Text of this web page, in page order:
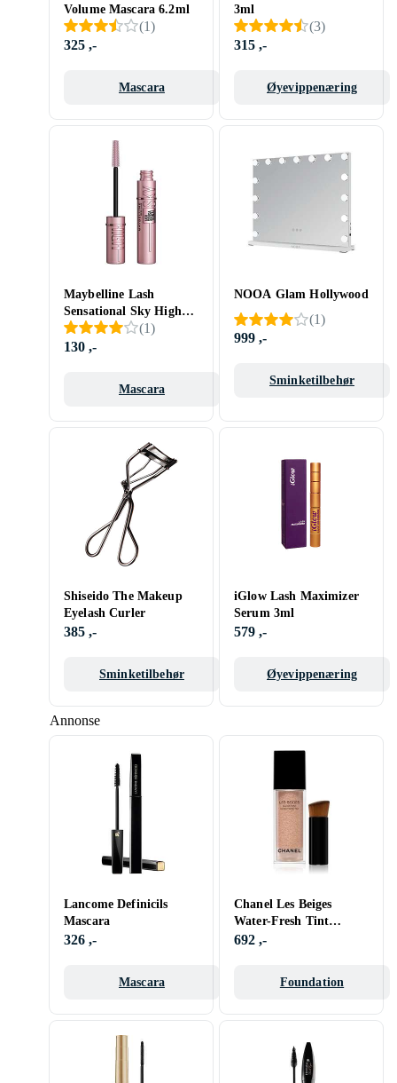
Annonse
Volume Mascara 6.2ml
(1)
325 ,-
Mascara
3ml
(3)
315 ,-
Øyevippenæring
Maybelline Lash
Sensational Sky High
Mascara
(1)
130 ,-
Mascara
NOOA Glam Hollywood
(1)
999 ,-
Sminketilbehør
Shiseido The Makeup
Eyelash Curler
385 ,-
Sminketilbehør
iGlow Lash Maximizer
Serum 3ml
579 ,-
Øyevippenæring
Lancome Definicils
Mascara
326 ,-
Mascara
Chanel Les Beiges
Water-Fresh Tint
Foundation 30ml
692 ,-
Foundation